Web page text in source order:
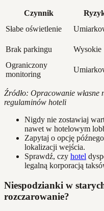
Czynnik
Słabe oświetlenie
Brak parkingu
Wysokie
Ograniczony
monitoring
Źródło: Opracowanie
regulaminów hoteli
Nigdy nie zostawiaj
nawet w hotelowym
Zapytaj o opcję
lokalizacji wejścia.
Sprawdź, czy hotel
legalną korporacją
Niespodzianki w
rozczarowanie?